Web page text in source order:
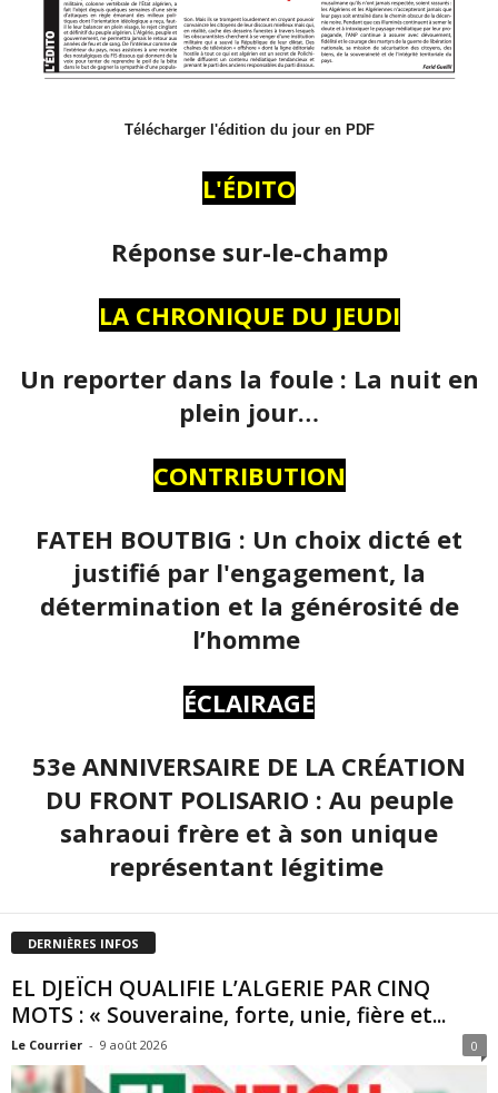
Télécharger l'édition du jour en PDF
L'ÉDITO
Réponse sur-le-champ
LA CHRONIQUE DU JEUDI
Un reporter dans la foule : La nuit en
plein jour…
CONTRIBUTION
FATEH BOUTBIG : Un choix dicté et
justifié par l'engagement, la
détermination et la générosité de
l’homme
ÉCLAIRAGE
53e ANNIVERSAIRE DE LA CRÉATION
DU FRONT POLISARIO : Au peuple
sahraoui frère et à son unique
représentant légitime
DERNIÈRES INFOS
EL DJEÏCH QUALIFIE L’ALGERIE PAR CINQ
MOTS : « Souveraine, forte, unie, fière et...
Le Courrier - 9 août 2026 0